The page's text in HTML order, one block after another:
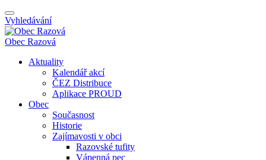
Vyhledávání
Obec Razová
Aktuality
Kalendář akcí
ČEZ Distribuce
Aplikace PROUD
Obec
Současnost
Historie
Zajímavosti v obci
Razovské tufity
Vápenná pec